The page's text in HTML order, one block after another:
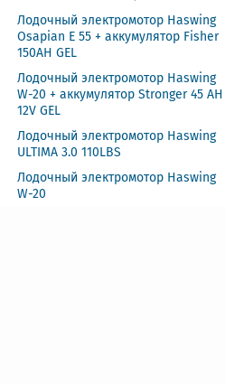
Лодочный электромотор Haswing
Osapian E 55 + аккумулятор Fisher
150AH GEL
Лодочный электромотор Haswing
W-20 + аккумулятор Stronger 45 AH
12V GEL
Лодочный электромотор Haswing
ULTIMA 3.0 110LBS
Лодочный электромотор Haswing
W-20